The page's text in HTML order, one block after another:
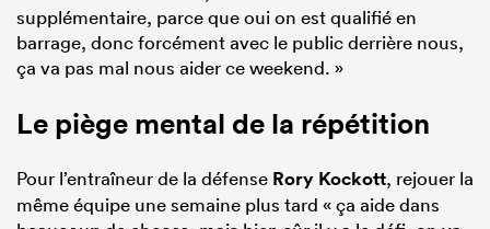
supplémentaire, parce que oui on est qualifié en
barrage, donc forcément avec le public derrière nous,
ça va pas mal nous aider ce weekend. »
Le piège mental de la répétition
Pour l’entraîneur de la défense Rory Kockott, rejouer la
même équipe une semaine plus tard « ça aide dans